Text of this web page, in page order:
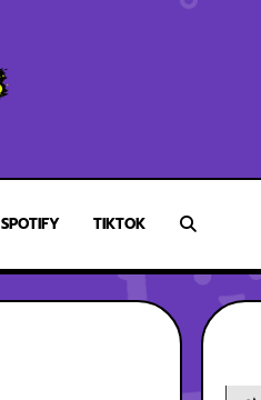
SPOTIFY TIKTOK